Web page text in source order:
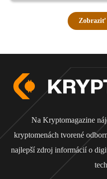
Zobraziť
Na Kryptomagazine
kryptomenách tvorené
najlepší zdroj informácií o